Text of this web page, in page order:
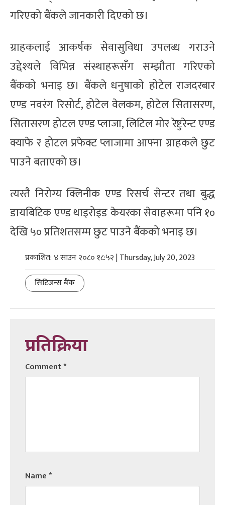
गरिएको बैंकले जानकारी दिएको छ।
ग्राहकलाई आकर्षक सेवासुविधा उपलब्ध गराउने
उद्देश्यले विभिन्न संस्थाहरूसँग सम्झौता गरिएको
बैंकको भनाइ छ। बैंकले धनुषाको होटेल राजदरबार
एण्ड नवरंग रिसोर्ट, होटेल वेलकम, होटेल सितासरण,
सितासरण होटल एण्ड प्लाजा, लिटिल मोर रेष्टुरेन्ट एण्ड
क्याफे र होटल प्रफेक्ट प्लाजामा आफ्ना ग्राहकले छुट
पाउने बताएको छ।
त्यस्तै निरोग्य क्लिनीक एण्ड रिसर्च सेन्टर तथा बुद्ध
डायबिटिक एण्ड थाइरोइड केयरका सेवाहरूमा पनि १०
देखि ५० प्रतिशतसम्म छुट पाउने बैंकको भनाइ छ।
प्रकाशित: ४ साउन २०८० १८:५२ | Thursday, July 20, 2023
सिटिजन्स बैंक
प्रतिक्रिया
Comment*
Name*